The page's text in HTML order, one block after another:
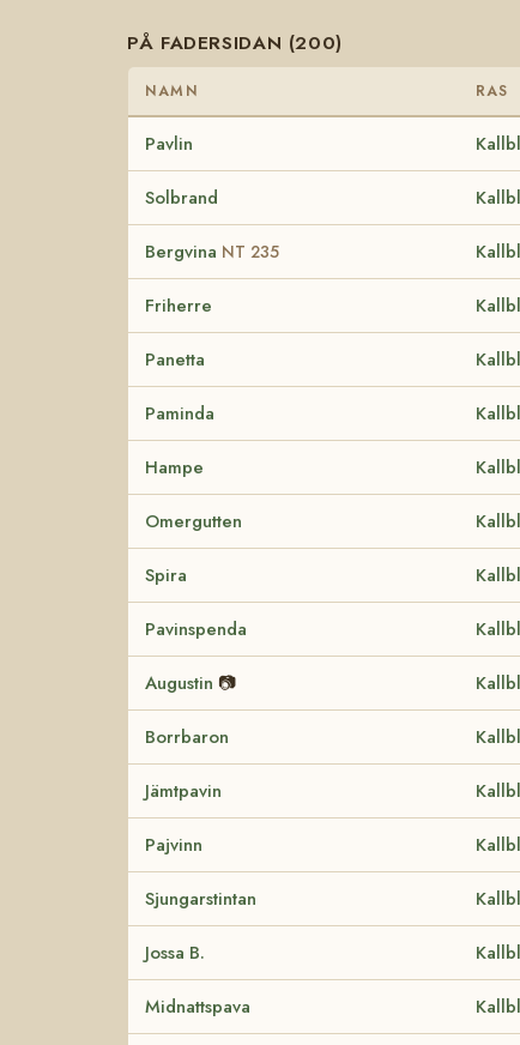
PÅ FADERSIDAN (200)
NAMN RAS
Pavlin
Solbrand
Bergvina NT 235
Friherre
Panetta
Paminda
Hampe
Omergutten
Spira
Pavinspenda
Augustin 📷
Borrbaron
Jämtpavin
Pajvinn
Sjungarstintan
Jossa B.
Midnattspava